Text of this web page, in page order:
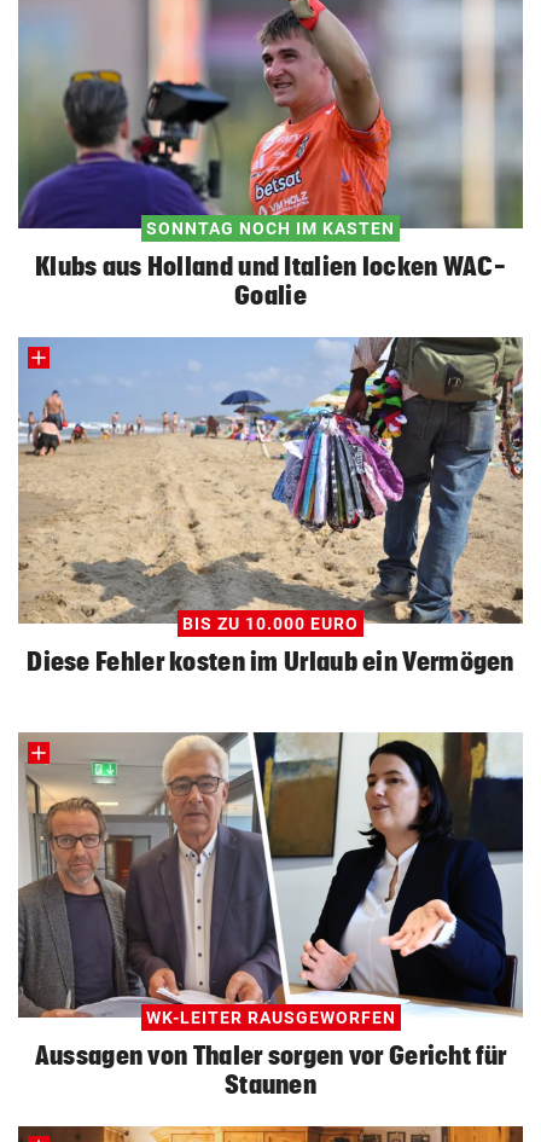
SONNTAG NOCH IM KASTEN
Klubs aus Holland und Italien locken WAC-
Goalie
BIS ZU 10.000 EURO
Diese Fehler kosten im Urlaub ein Vermögen
WK-LEITER RAUSGEWORFEN
Aussagen von Thaler sorgen vor Gericht für
Staunen